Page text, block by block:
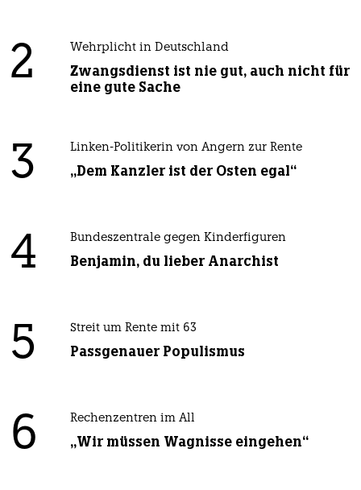
2 Wehrplicht in Deutschland
Zwangsdienst ist nie gut, auch nicht für
eine gute Sache
3 Linken-Politikerin von Angern zur Rente
„Dem Kanzler ist der Osten egal“
4 Bundeszentrale gegen Kinderfiguren
Benjamin, du lieber Anarchist
5 Streit um Rente mit 63
Passgenauer Populismus
6 Rechenzentren im All
„Wir müssen Wagnisse eingehen“